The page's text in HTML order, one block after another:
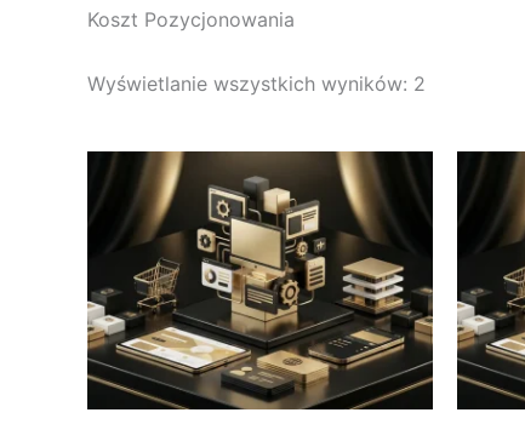
Koszt Pozycjonowania
Wyświetlanie wszystkich wyników: 2